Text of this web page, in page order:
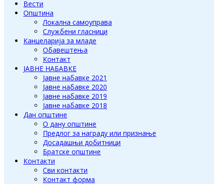
Вести
Општина
Локална самоуправа
Службени гласници
Канцеларија за младе
Обавештења
Контакт
ЈАВНЕ НАБАВКЕ
Јавне набавке 2021
Јавне набавке 2020
Јавне набавке 2019
Јавне набавке 2018
Дан општине
О дану општине
Предлог за награду или признање
Досадашњи добитници
Братске општине
Контакти
Сви контакти
Контакт форма